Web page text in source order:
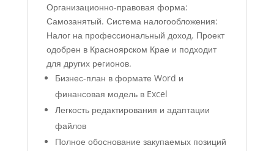
Организационно-правовая форма:
Самозанятый. Система налогообложения:
Налог на профессиональный доход. Проект
одобрен в Красноярском Крае и подходит
для других регионов.
Бизнес-план в формате Word и
финансовая модель в Excel
Легкость редактирования и адаптации
файлов
Полное обоснование закупаемых позиций